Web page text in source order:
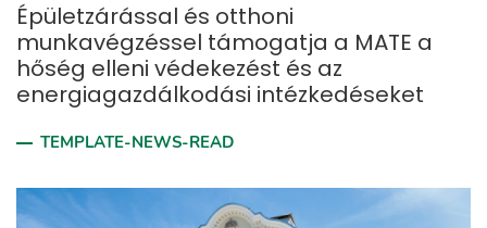
Épületzárással és otthoni
munkavégzéssel támogatja a MATE a
hőség elleni védekezést és az
energiagazdálkodási intézkedéseket
TEMPLATE-NEWS-READ